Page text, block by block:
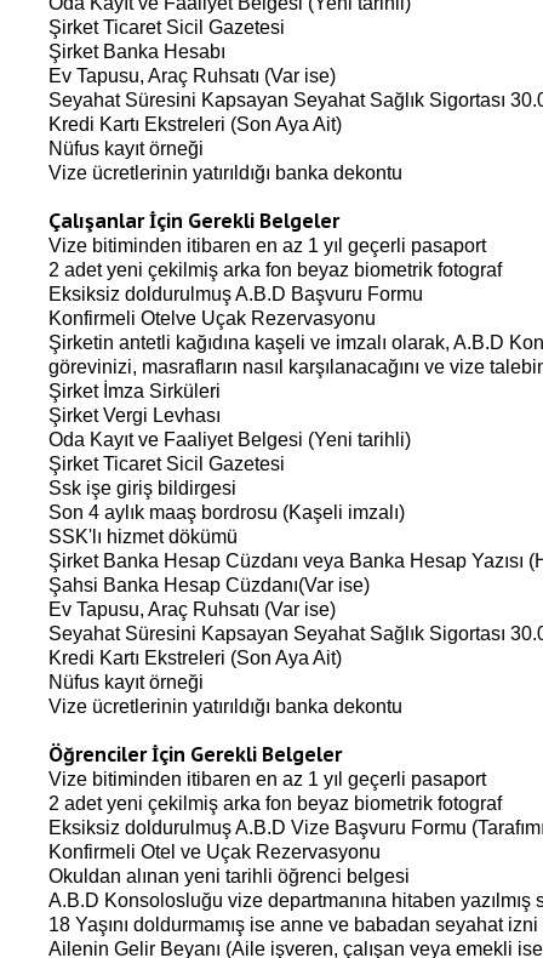
Şirket Ticaret Sicil Gazetesi
Şirket Banka Hesabı
Ev Tapusu, Araç Ruhsatı (Var ise)
Seyahat Süresini Kapsayan Seyahat Sağlık Sigortası
Kredi Kartı Ekstreleri (Son Aya Ait)
Nüfus kayıt örneği
Vize ücretlerinin yatırıldığı banka dekontu
Çalışanlar İçin Gerekli Belgeler
Vize bitiminden itibaren en az 1 yıl geçerli pasaport
2 adet yeni çekilmiş arka fon beyaz biometrik fotograf
Eksiksiz doldurulmuş A.B.D Başvuru Formu
Konfirmeli Otelve Uçak Rezervasyonu
Şirketin antetli kağıdına kaşeli ve imzalı olarak, A.B.D
görevinizi, masrafların nasıl karşılanacağını ve vize
Şirket İmza Sirküleri
Şirket Vergi Levhası
Oda Kayıt ve Faaliyet Belgesi (Yeni tarihli)
Şirket Ticaret Sicil Gazetesi
Ssk işe giriş bildirgesi
Son 4 aylık maaş bordrosu (Kaşeli imzalı)
SSK'lı hizmet dökümü
Şirket Banka Hesap Cüzdanı veya Banka Hesap Yazısı
Şahsi Banka Hesap Cüzdanı(Var ise)
Ev Tapusu, Araç Ruhsatı (Var ise)
Seyahat Süresini Kapsayan Seyahat Sağlık Sigortası
Kredi Kartı Ekstreleri (Son Aya Ait)
Nüfus kayıt örneği
Vize ücretlerinin yatırıldığı banka dekontu
Öğrenciler İçin Gerekli Belgeler
Vize bitiminden itibaren en az 1 yıl geçerli pasaport
2 adet yeni çekilmiş arka fon beyaz biometrik fotograf
Eksiksiz doldurulmuş A.B.D Vize Başvuru Formu
Konfirmeli Otel ve Uçak Rezervasyonu
Okuldan alınan yeni tarihli öğrenci belgesi
A.B.D Konsolosluğu vize departmanına hitaben yazılmış
18 Yaşını doldurmamış ise anne ve babadan seyahat
Ailenin Gelir Beyanı (Aile işveren, çalışan veya emekli